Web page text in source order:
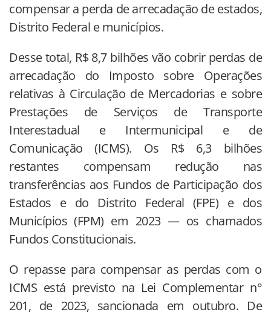
compensar a perda de arrecadação de estados,
Distrito Federal e municípios.
Desse total, R$ 8,7 bilhões vão cobrir perdas de
arrecadação do Imposto sobre Operações
relativas à Circulação de Mercadorias e sobre
Prestações de Serviços de Transporte
Interestadual e Intermunicipal e de
Comunicação (ICMS). Os R$ 6,3 bilhões
restantes compensam redução nas
transferências aos Fundos de Participação dos
Estados e do Distrito Federal (FPE) e dos
Municípios (FPM) em 2023 — os chamados
Fundos Constitucionais.
O repasse para compensar as perdas com o
ICMS está previsto na Lei Complementar n°
201, de 2023, sancionada em outubro. De